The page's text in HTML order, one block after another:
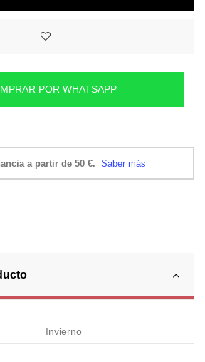
POR WHATSAPP
Invierno